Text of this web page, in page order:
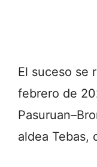
El suceso se
febrero de
aldea Tebas,